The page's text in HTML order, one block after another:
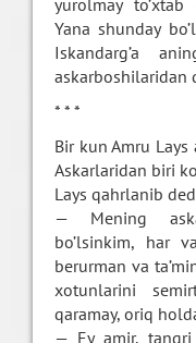
yurolmay
Yana shunday
Iskandarg’a
askarboshilaridan
* * *
Bir kun Amru Lays
Askarlaridan biri
Lays qahrlanib
— Mening
bo’lsinkim, har
berurman va
xotunlarini
qaramay, oriq
— Ey amir,